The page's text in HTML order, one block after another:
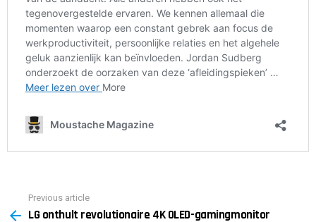
more
Previous article
LG onthult revolutionaire 4K OLED-gamingmonitor